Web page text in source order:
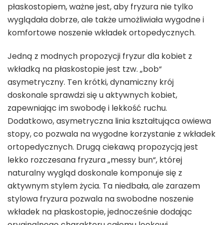
płaskostopiem, ważne jest, aby fryzura nie tylko
wyglądała dobrze, ale także umożliwiała wygodne i
komfortowe noszenie wkładek ortopedycznych.
Jedną z modnych propozycji fryzur dla kobiet z
wkładką na płaskostopie jest tzw. „bob“
asymetryczny. Ten krótki, dynamiczny krój
doskonale sprawdzi się u aktywnych kobiet,
zapewniając im swobodę i lekkość ruchu.
Dodatkowo, asymetryczna linia kształtująca owiewa
stopy, co pozwala na wygodne korzystanie z wkładek
ortopedycznych. Drugą ciekawą propozycją jest
lekko rozczesana fryzura „messy bun“, której
naturalny wygląd doskonale komponuje się z
aktywnym stylem życia. Ta niedbała, ale zarazem
stylowa fryzura pozwala na swobodne noszenie
wkładek na płaskostopie, jednocześnie dodając